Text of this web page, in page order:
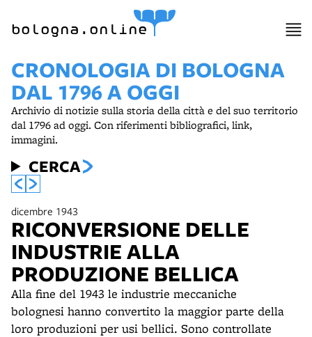
bologna.online
CRONOLOGIA DI BOLOGNA
DAL 1796 A OGGI
Archivio di notizie sulla storia della città e del suo territorio
dal 1796 ad oggi. Con riferimenti bibliografici, link,
immagini.
CERCA
dicembre 1943
RICONVERSIONE DELLE
INDUSTRIE ALLA
PRODUZIONE BELLICA
Alla fine del 1943 le industrie meccaniche
bolognesi hanno convertito la maggior parte della
loro produzioni per usi bellici. Sono controllate